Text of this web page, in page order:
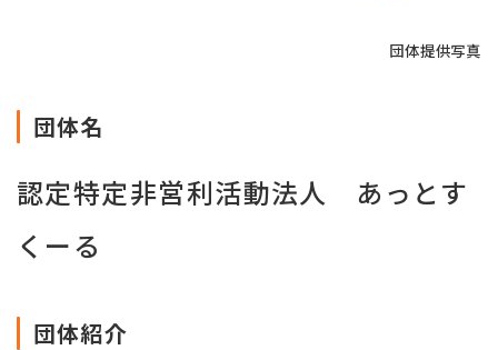
団体提供写真
団体名
認定特定非営利活動法人 あっとす
くーる
団体紹介